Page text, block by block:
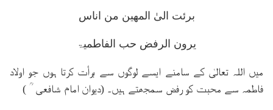
برئت الیٰ المھین من اناس
یرون الرفض حب الفاطمیۃ
میں اللہ تعالیٰ کے سامنے ایسے لوگوں سے برأت کرتا ہوں جو اولاد
فاطمہ سے محبت کو رفض سمجھتے ہیں۔ (دیوان امام شافعی ؒ )